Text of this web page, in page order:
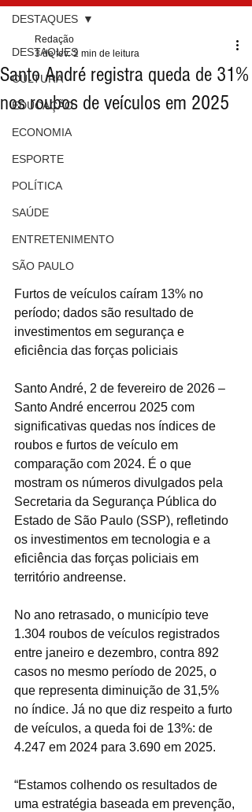
DESTAQUES
CULTURA
EDUCAÇÃO
ECONOMIA
ESPORTE
POLÍTICA
SAÚDE
ENTRETENIMENTO
SÃO PAULO
DESTAQUES
Santo André registra queda de 31%
nos roubos de veículos em 2025
Redação
3 de fev. 2 min de leitura
Furtos de veículos caíram 13% no
período; dados são resultado de
investimentos em segurança e
eficiência das forças policiais
Santo André, 2 de fevereiro de 2026 –
Santo André encerrou 2025 com
significativas quedas nos índices de
roubos e furtos de veículo em
comparação com 2024. É o que
mostram os números divulgados pela
Secretaria da Segurança Pública do
Estado de São Paulo (SSP), refletindo
os investimentos em tecnologia e a
eficiência das forças policiais em
território andreense.
No ano retrasado, o município teve
1.304 roubos de veículos registrados
entre janeiro e dezembro, contra 892
casos no mesmo período de 2025, o
que representa diminuição de 31,5%
no índice. Já no que diz respeito a furto
de veículos, a queda foi de 13%: de
4.247 em 2024 para 3.690 em 2025.
“Estamos colhendo os resultados de
uma estratégia baseada em prevenção,